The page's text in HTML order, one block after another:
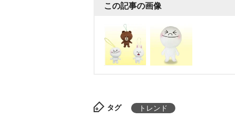
この記事の画像
タグ トレンド